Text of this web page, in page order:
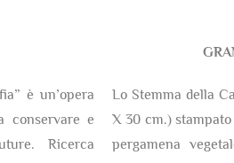
è un’opera
conservare e
Ricerca
Lo Stemma della
X 30 cm.)
pergamena